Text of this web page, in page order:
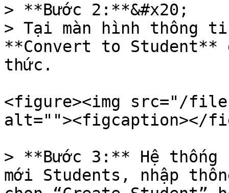
> **Bước 2:**&#x20;
> Tại màn hình thông
**Convert to Student**
thức.
<figure><img src="/files/
alt=""><figcaption></
> **Bước 3:** Hệ thống
mới Students, nhập